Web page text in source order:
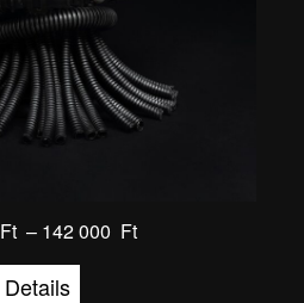
Ft – 142 000 Ft
Details